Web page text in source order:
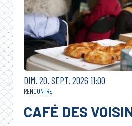
DIMANCHE
DIM. 20. SEPTEMBRE
SEPT. 2026 11:00
RENCONTRE
CAFÉ DES